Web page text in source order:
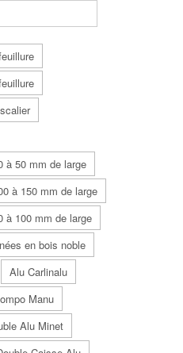
à 50 mm de large
à 150 mm de large
à 100 mm de large
en bois noble
Alu Carlinalu
Manu
Alu Minet